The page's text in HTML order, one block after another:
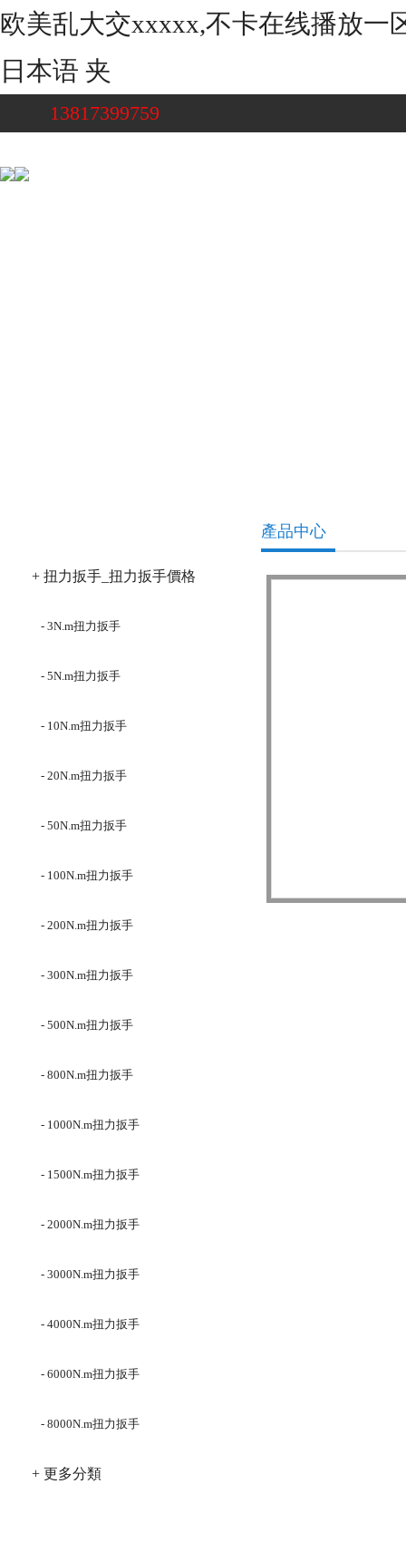
欧美乱大交xxxxx,不卡在线播放一
日本语 夹
13817399759
+ 扭力扳手_扭力扳手價格
- 3N.m扭力扳手
- 5N.m扭力扳手
- 10N.m扭力扳手
- 20N.m扭力扳手
- 50N.m扭力扳手
- 100N.m扭力扳手
- 200N.m扭力扳手
- 300N.m扭力扳手
- 500N.m扭力扳手
- 800N.m扭力扳手
- 1000N.m扭力扳手
- 1500N.m扭力扳手
- 2000N.m扭力扳手
- 3000N.m扭力扳手
- 4000N.m扭力扳手
- 6000N.m扭力扳手
- 8000N.m扭力扳手
+ 更多分類
產品中心